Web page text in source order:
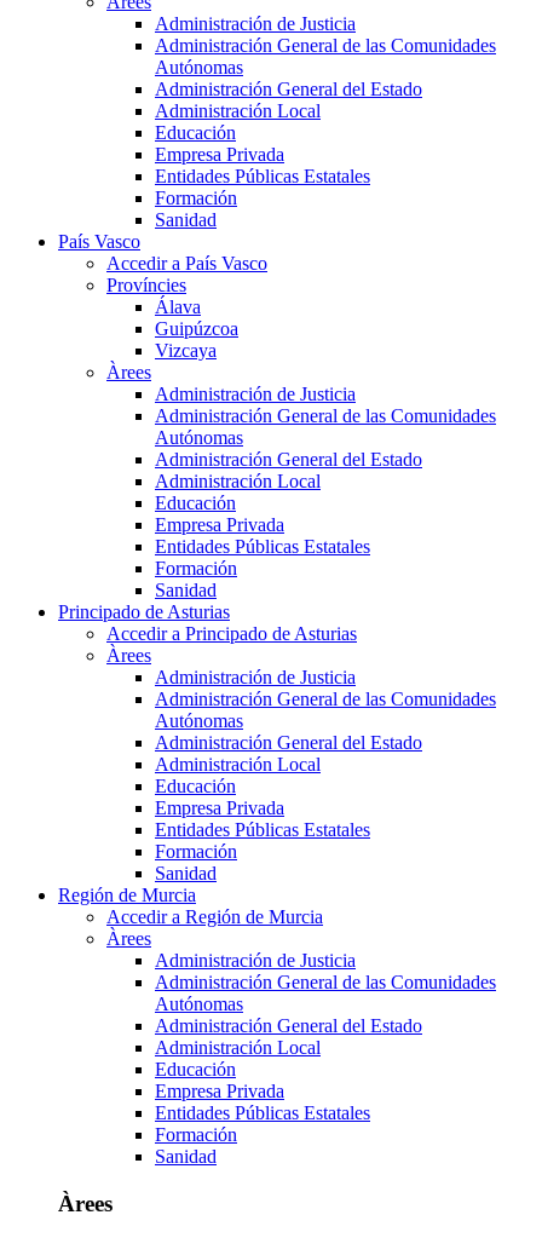
Administración de Justicia
Administración General de las Comunidades
Autónomas
Administración General del Estado
Administración Local
Educación
Empresa Privada
Entidades Públicas Estatales
Formación
Sanidad
País Vasco
Accedir a País Vasco
Províncies
Álava
Guipúzcoa
Vizcaya
Àrees
Administración de Justicia
Administración General de las Comunidades
Autónomas
Administración General del Estado
Administración Local
Educación
Empresa Privada
Entidades Públicas Estatales
Formación
Sanidad
Principado de Asturias
Accedir a Principado de Asturias
Àrees
Administración de Justicia
Administración General de las Comunidades
Autónomas
Administración General del Estado
Administración Local
Educación
Empresa Privada
Entidades Públicas Estatales
Formación
Sanidad
Región de Murcia
Accedir a Región de Murcia
Àrees
Administración de Justicia
Administración General de las Comunidades
Autónomas
Administración General del Estado
Administración Local
Educación
Empresa Privada
Entidades Públicas Estatales
Formación
Sanidad
Àrees